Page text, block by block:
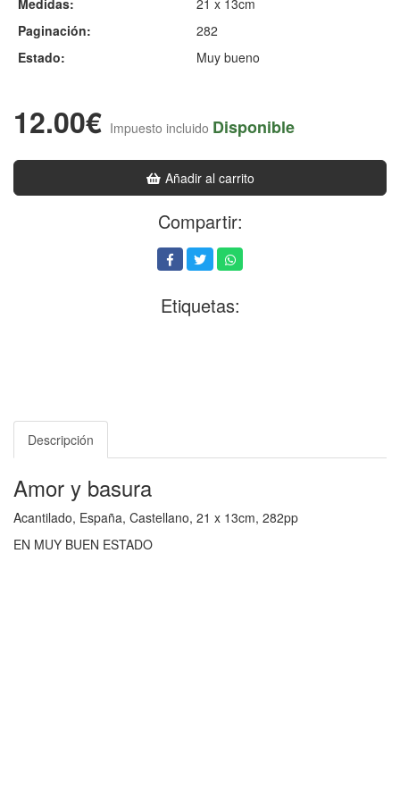
Paginación:
282
Estado:
Muy bueno
12.00€ Impuesto incluido Disponible
Añadir al carrito
Compartir:
Etiquetas:
Descripción
Amor y basura
Acantilado, España, Castellano, 21 x 13cm, 282pp
EN MUY BUEN ESTADO